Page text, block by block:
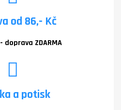
od 86,- Kč
doprava ZDARMA
a potisk